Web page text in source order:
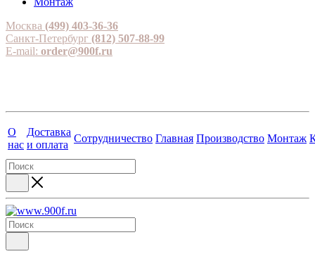
Москва (499) 403-36-36
Санкт-Петербург (812) 507-88-99
E-mail: order@900f.ru
О
нас
Доставка
и оплата
Сотрудничество Главная Производство Монтаж